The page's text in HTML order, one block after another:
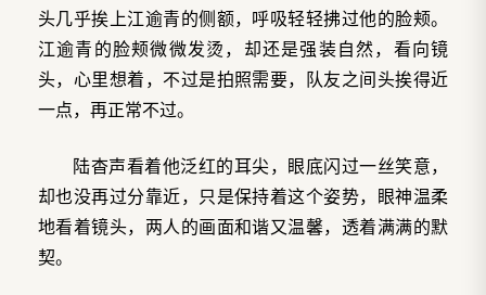
头几乎挨上江逾青的侧额，呼吸轻轻拂过他的脸颊。
江逾青的脸颊微微发烫，却还是强装自然，看向镜
头，心里想着，不过是拍照需要，队友之间头挨得近
一点，再正常不过。
陆杳声看着他泛红的耳尖，眼底闪过一丝笑意，
却也没再过分靠近，只是保持着这个姿势，眼神温柔
地看着镜头，两人的画面和谐又温馨，透着满满的默
契。